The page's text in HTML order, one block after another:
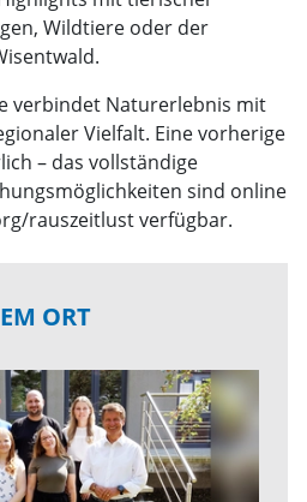
Wildtiere oder der
verbindet Naturerlebnis mit
Vielfalt. Eine vorherige
– das vollständige
sind online
rauszeitlust verfügbar.
ORT